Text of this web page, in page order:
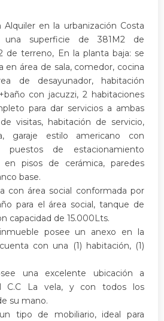
Alquiler en la urbanización Costa
superficie de 381M2 de
de terreno, En la planta baja: se
en área de sala, comedor, cocina
de desayunador, habitación
con jacuzzi, 2 habitaciones
para dar servicios a ambas
visitas, habitación de servicio,
garaje estilo americano con
puestos de estacionamiento
en pisos de cerámica, paredes
base.
con área social conformada por
para el área social, tanque de
capacidad de 15.000Lts.
posee un anexo en la
con una (1) habitación, (1)
una excelente ubicación a
C.C La vela, y con todos los
su mano.
tipo de mobiliario, ideal para